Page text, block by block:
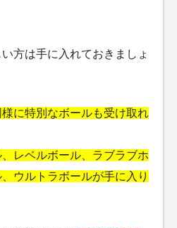
方は手に入れておきましょ
に特別なボールも受け取れ
レベルボール、ラブラブホ
ウルトラボールが手に入り